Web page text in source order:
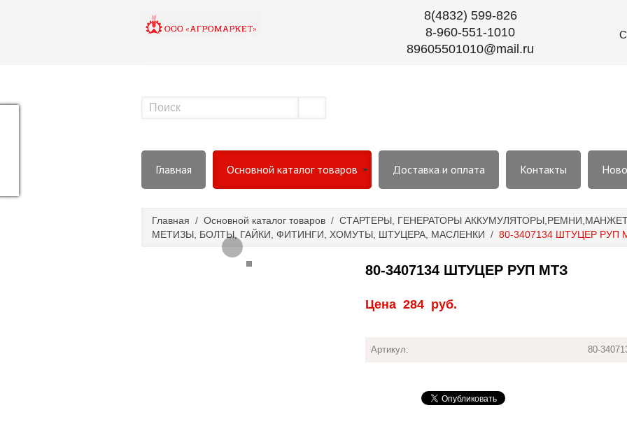
8(4832) 599-826
8-960-551-1010
89605501010@mail.ru
Главная Основной каталог товаров Доставка и оплата Контакты
Главная / Основной каталог товаров / СТАРТЕРЫ, ГЕНЕРАТОРЫ
МЕТИЗЫ, БОЛТЫ, ГАЙКИ, ФИТИНГИ, ХОМУТЫ, ШТУЦЕРА, МАСЛЕНКИ / 80-3407134 ШТУЦЕР РУП
80-3407134 ШТУЦЕР РУП МТЗ
Цена 284 руб.
Артикул: 80-